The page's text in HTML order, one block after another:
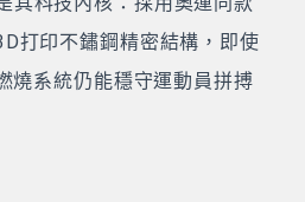
打印不鏽鋼精密結構，即使
燒系統仍能穩守運動員拼搏